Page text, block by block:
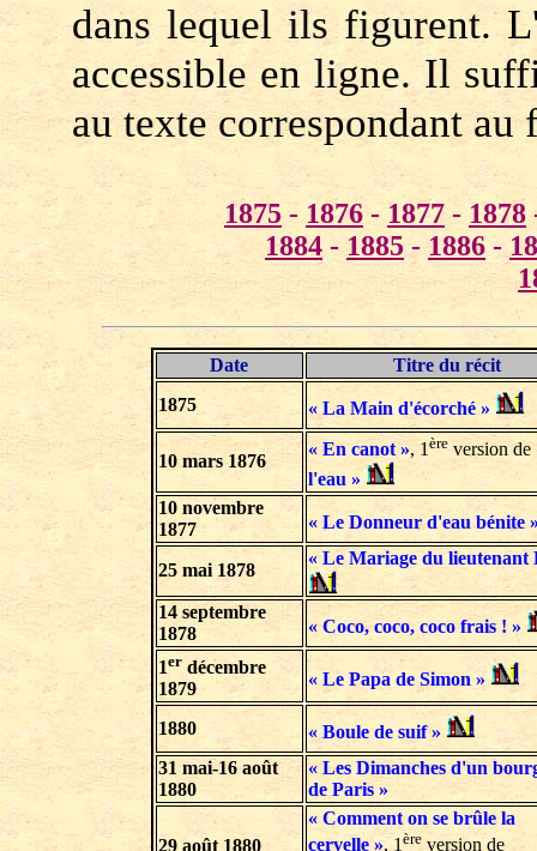
dans lequel ils figurent.
accessible en ligne. Il
au texte correspondant au
1875 - 1876 -1877 - 1878
1884 - 1885 - 1886 -
Date
Titre du récit
1875
« La Main d'écorché »
10 mars 1876
« En canot », 1 èreversion de
l'eau »
10 novembre
1877
« Le Donneur d'eau bénite
25 mai 1878
« Le Mariage du lieutenant
14 septembre
1878
« Coco, coco, coco frais ! »
1erdécembre
1879
« Le Papa de Simon »
1880
« Boule de suif »
31 mai-16 août
1880
« Les Dimanches d'un
de Paris »
29 août 1880
« Comment on se brûle la
cervelle », 1 èreversion de